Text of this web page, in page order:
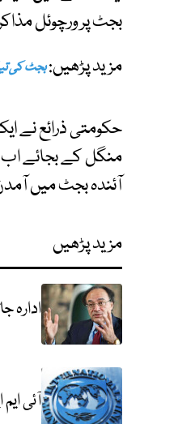
بجٹ پر ورچوئل
مزید پڑھیں:بجٹ کی
حکومتی ذرائع نے
منگل کے بجائے اب
آئندہ بجٹ میں
مزید پڑھیں
ادارہ
آئی ایم